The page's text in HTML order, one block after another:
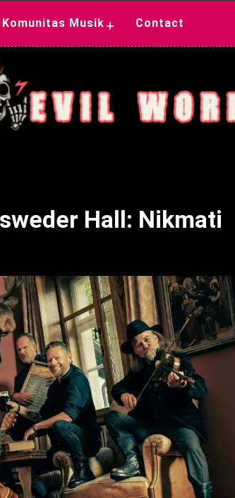
Komunitas Musik + Contact
Hall: Nikmati